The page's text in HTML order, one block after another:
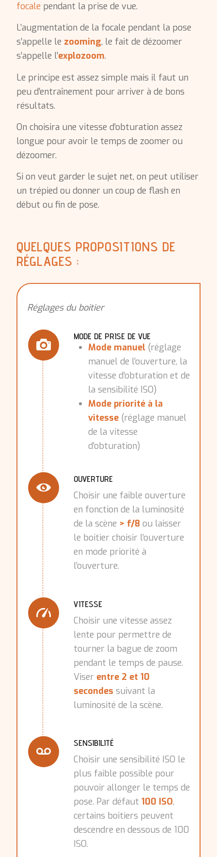
focale pendant la prise de vue.
L’augmentation de la focale pendant la pose
s’appelle le zooming, le fait de dézoomer
s’appelle l’explozoom.
Le principe est assez simple mais il faut un
peu d’entraînement pour arriver à de bons
résultats.
On choisira une vitesse d’obturation assez
longue pour avoir le temps de zoomer ou
dézoomer.
Si on veut garder le sujet net, on peut utiliser
un trépied ou donner un coup de flash en
début ou fin de pose.
QUELQUES PROPOSITIONS DE
RÉGLAGES :
Réglages du boitier
MODE DE PRISE DE VUE
Mode manuel(réglage
manuel de l’ouverture, la
vitesse d’obturation et de
la sensibilité ISO)
Mode priorité à la
vitesse(réglage manuel
de la vitesse
d’obturation)
OUVERTURE
Choisir une faible ouverture
en fonction de la luminosité
de la scène > f/8 ou laisser
le boitier choisir l’ouverture
en mode priorité à
l’ouverture.
VITESSE
Choisir une vitesse assez
lente pour permettre de
tourner la bague de zoom
pendant le temps de pause.
Viser entre 2 et 10
secondes suivant la
luminosité de la scène.
SENSIBILITÉ
Choisir une sensibilité ISO le
plus faible possible pour
pouvoir allonger le temps de
pose. Par défaut 100 ISO,
certains boitiers peuvent
descendre en dessous de 100
ISO.